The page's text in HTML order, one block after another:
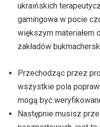
ukraińskich
gamingowa w pocie
większym materiałem
zakładów
Przechodząc przez
wszystkie pola
mogą być
Następnie musisz